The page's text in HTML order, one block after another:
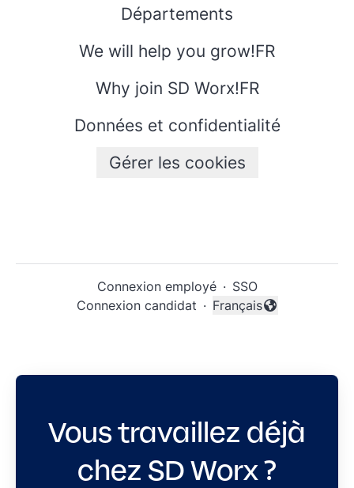
Départements
We will help you grow!FR
Why join SD Worx!FR
Données et confidentialité
Gérer les cookies
Connexion employé · SSO
Connexion candidat ·
Changer la langue
Français
Vous travaillez déjà
chez SD Worx ?